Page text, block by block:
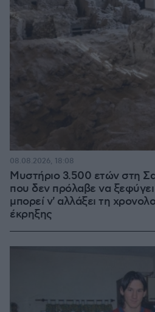
Μυστήριο 3.500 ετών στη
που δεν πρόλαβε να
μπορεί ν' αλλάξει τη
έκρηξης
08.08.2026, 18:08